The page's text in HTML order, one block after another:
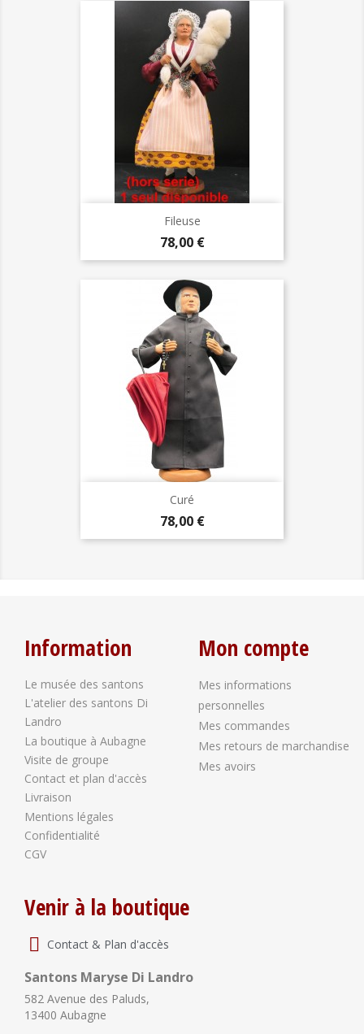
Fileuse
Prix
78,00 €
Curé
Prix
78,00 €
Information
Le musée des santons
L'atelier des santons Di
Landro
La boutique à Aubagne
Visite de groupe
Contact et plan d'accès
Livraison
Mentions légales
Confidentialité
CGV
Mon compte
Mes informations
personnelles
Mes commandes
Mes retours de marchandise
Mes avoirs
Venir à la boutique
Contact & Plan d'accès
Santons Maryse Di Landro
582 Avenue des Paluds,
13400 Aubagne